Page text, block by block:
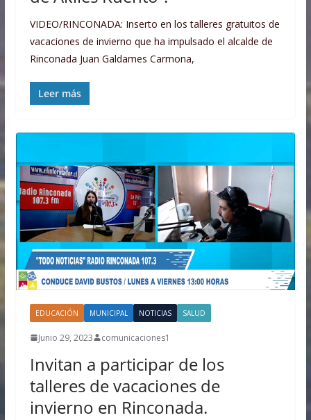
VIDEO/RINCONADA: Inserto en los talleres gratuitos de
vacaciones de invierno que ha impulsado el alcalde de
Rinconada Juan Galdames Carmona,
Leer más
EDUCACIÓN MUNICIPAL NOTICIAS SALUD
Junio 29, 2023 comunicaciones1
Invitan a participar de los
talleres de vacaciones de
invierno en Rinconada.